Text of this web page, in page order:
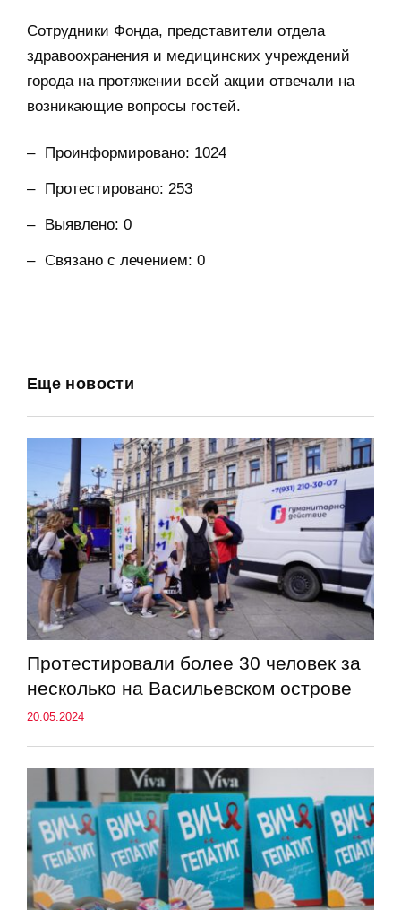
Сотрудники Фонда, представители отдела
здравоохранения и медицинских учреждений
города на протяжении всей акции отвечали на
возникающие вопросы гостей.
Проинформировано: 1024
Протестировано: 253
Выявлено: 0
Связано с лечением: 0
Еще новости
Протестировали более 30 человек за
несколько на Васильевском острове
20.05.2024